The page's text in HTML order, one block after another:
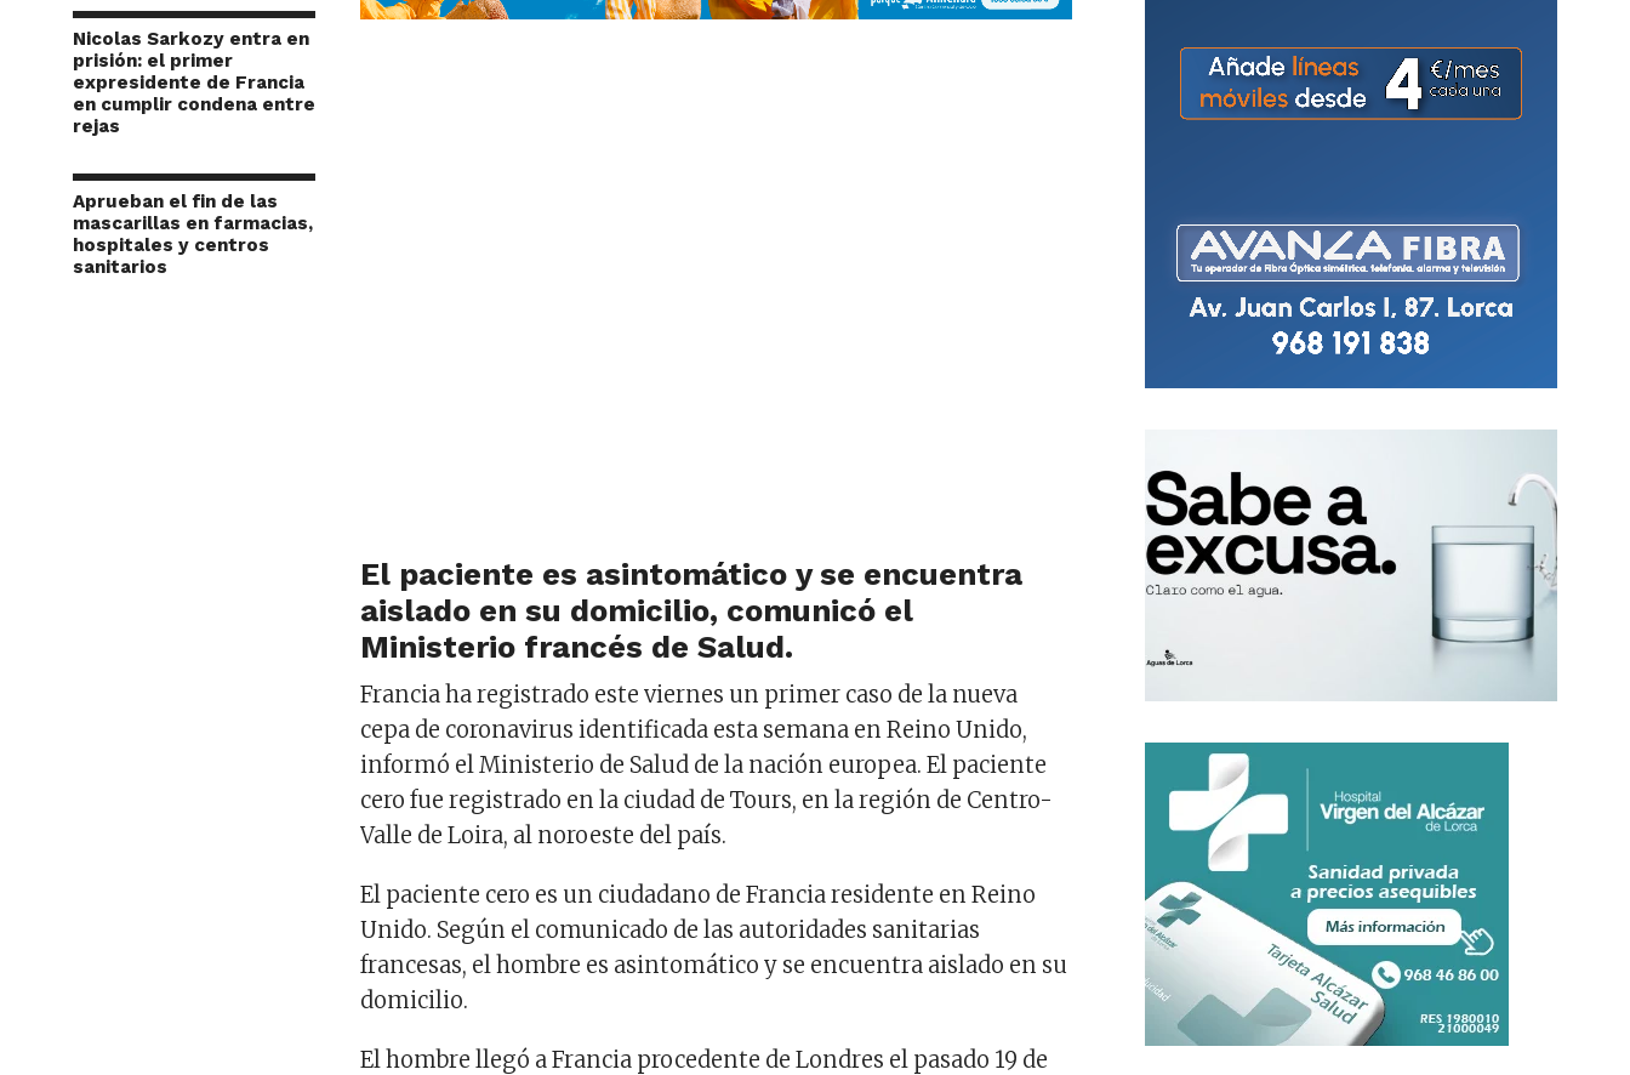
Nicolas Sarkozy entra en
prisión: el primer
expresidente de Francia
en cumplir condena entre
rejas
Aprueban el fin de las
mascarillas en farmacias,
hospitales y centros
sanitarios
El paciente es asintomático y se encuentra
aislado en su domicilio, comunicó el
Ministerio francés de Salud.
Francia ha registrado este viernes un primer caso de la nueva
cepa de coronavirus identificada esta semana en Reino Unido,
informó el Ministerio de Salud de la nación europea. El paciente
cero fue registrado en la ciudad de Tours, en la región de Centro-
Valle de Loira, al noroeste del país.
El paciente cero es un ciudadano de Francia residente en Reino
Unido. Según el comunicado de las autoridades sanitarias
francesas, el hombre es asintomático y se encuentra aislado en su
domicilio.
El hombre llegó a Francia procedente de Londres el pasado 19 de